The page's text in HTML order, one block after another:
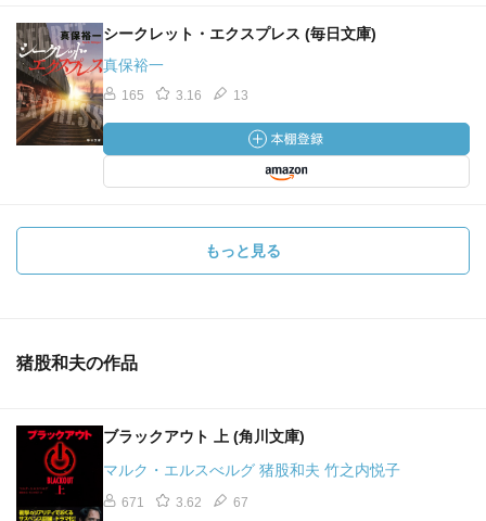
シークレット・エクスプレス (毎日文庫)
真保裕一
165 3.16 13
もっと見る
猪股和夫の作品
ブラックアウト 上 (角川文庫)
マルク・エルスべルグ 猪股和夫 竹之内悦子
671 3.62 67